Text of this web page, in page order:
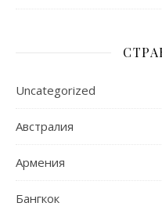
Uncategorized
Австралия
Армения
Бангкок